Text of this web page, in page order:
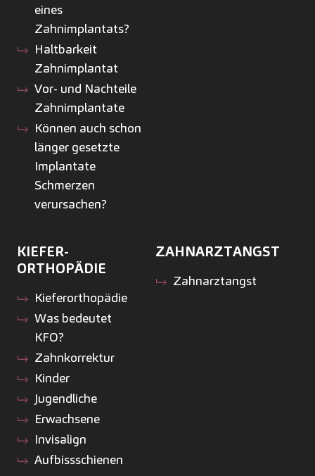
eines
Zahnimplantats?
Haltbarkeit
Zahnimplantat
Vor- und Nachteile
Zahnimplantate
Können auch schon
länger gesetzte
Implantate
Schmerzen
verursachen?
KIEFER­
ORTHOPÄDIE
Kiefer­orthopädie
Was bedeutet
KFO?
Zahnkorrektur
Kinder
Jugendliche
Erwachsene
Invisalign
Aufbissschienen
ZAHNARZTANGST
Zahnarztangst